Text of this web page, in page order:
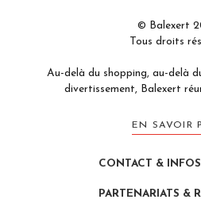
© Balexert
Tous droits
Au-delà du shopping, au-delà
divertissement, Balexert
EN SAVOIR
CONTACT & INFOS
PARTENARIATS &